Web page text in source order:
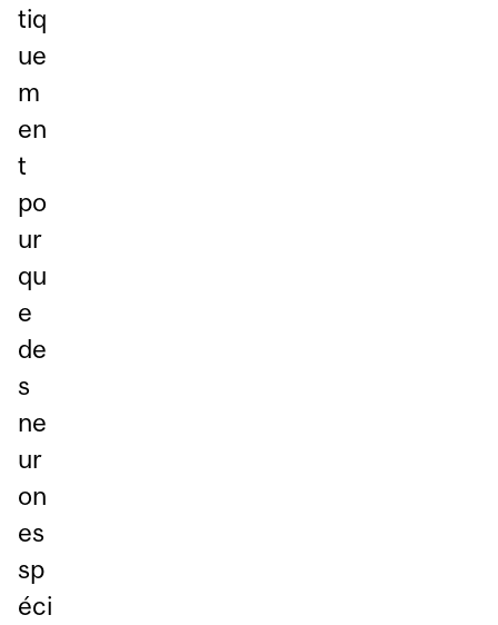
tiq
ue
m
en
t
po
ur
qu
e
de
s
ne
ur
on
es
sp
éci